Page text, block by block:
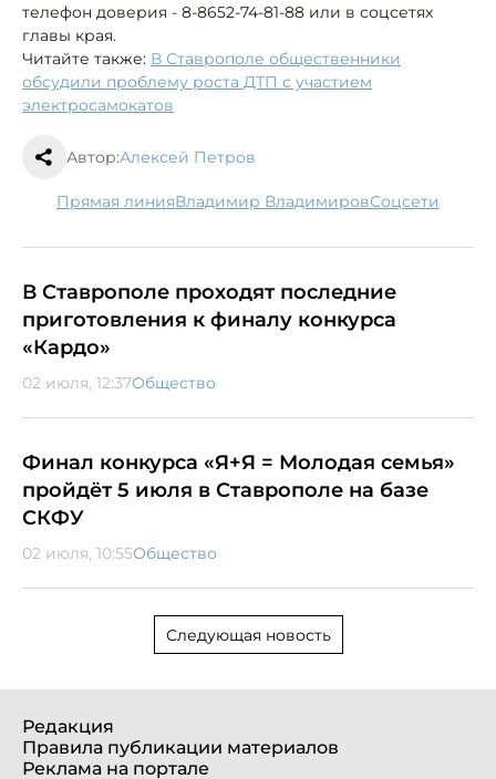
телефон доверия - 8-8652-74-81-88 или в соцсетях
главы края.
Читайте также: В Ставрополе общественники
обсудили проблему роста ДТП с участием
электросамокатов
Автор:Алексей Петров
Прямая линия Владимир Владимиров соцсети
В Ставрополе проходят последние
приготовления к финалу конкурса
«Кардо»
02 июля, 12:37Общество
Финал конкурса «Я+Я = Молодая семья»
пройдёт 5 июля в Ставрополе на базе
СКФУ
02 июля, 10:55Общество
Следующая новость
Редакция
Правила публикации материалов
Реклама на портале